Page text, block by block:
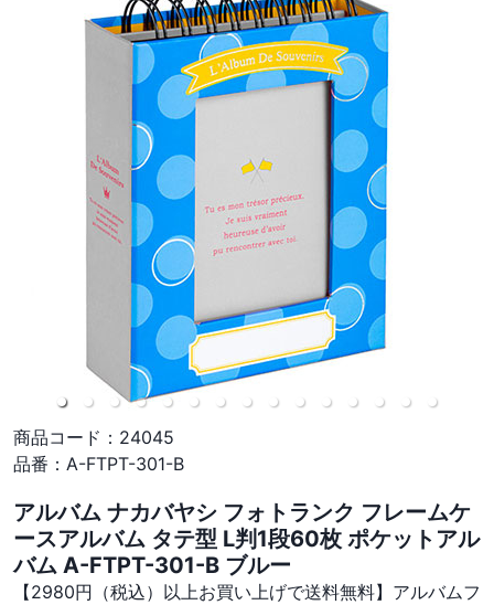
商品コード： 24045
品番： A-FTPT-301-B
アルバム ナカバヤシ フォトランク フレームケ
ースアルバム タテ型 L判1段60枚 ポケットアル
バム A-FTPT-301-B ブルー
【2980円（税込）以上お買い上げで送料無料】アルバムフ